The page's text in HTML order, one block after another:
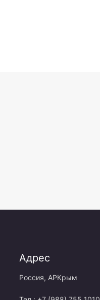
Адрес
Россия, АРКрым